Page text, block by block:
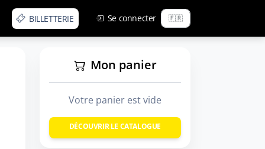
BILLETTERIE Se connecter
Mon panier
Votre panier est vide
DÉCOUVRIR LE CATALOGUE